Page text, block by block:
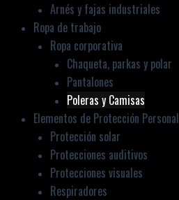
Arnés y fajas industriales
Ropa de trabajo
Ropa corporativa
Chaqueta, parkas y polar
Pantalones
Poleras y Camisas
Elementos de Protección Personal
Protección solar
Protecciones auditivos
Protecciones visuales
Respiradores